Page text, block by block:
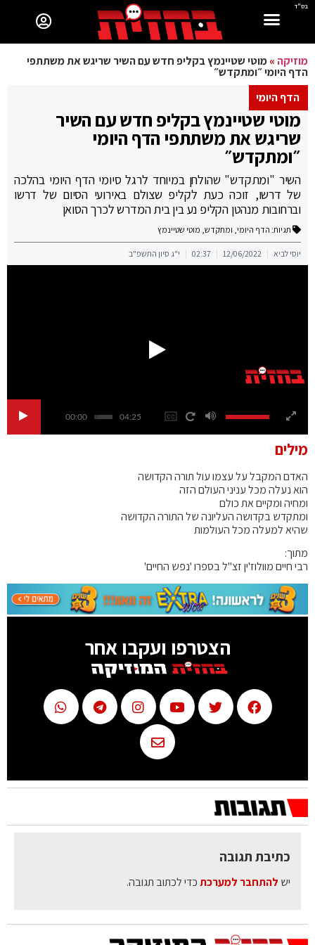
בס"ד
מוזיקה »מוטי שטיינמץ בקליפ חדש עם השיר שריגש את משתתפי
הדף היומי ״ומתקדש״
הדף היומי
מוטי שטיינמץ בקליפ חדש עם השיר
שריגש את משתתפי הדף היומי
״ומתקדש״
השיר "ומתקדש" שהולחן במיוחד לרגל סיומי הדף היומי בהלכה
של דרשו, זוכה כעת לקליפ שצולם באירועי הסיום של דרשו
וברחובות מנהטן הקליפ נע בין בית המדרש לכרך הסואן
תגיות: הדף היומי, ומתקדש, מוטי שטיינמץ
יוסי לביא 12/06/2022
02:37 י"ג סיון התשפ"ב
00:00 04:25
מילים
האדם המקבל על עצמו עול תורה הקדושה
הוא נעלה מכל עניני העולם הזה
ומחיה ומקיים את כולם
ומתקדש בקדושה העליונה של התורה הקדושה
שהיא למעלה מכל העולמות
מתוך:
רבי חיים מוולוז'ין זצ"ל בספרו 'נפש החיים'
הצטרפו ועקבו אחר
כתיבת תגובה
יש להתחבר למערכתכדי לכתוב תגובה.